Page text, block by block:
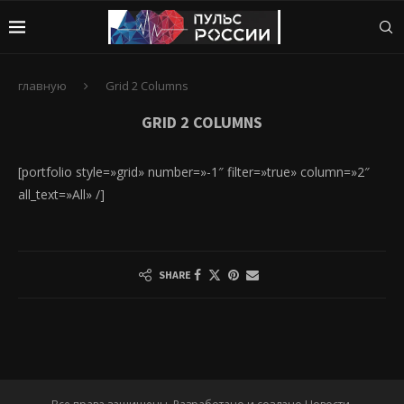
главную Grid 2 Columns
GRID 2 COLUMNS
[portfolio style=»grid» number=»-1″ filter=»true» column=»2″
all_text=»All» /]
SHARE